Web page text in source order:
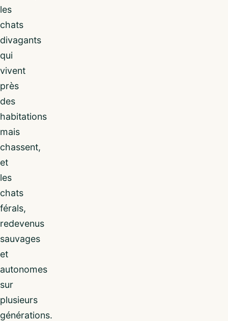
les
chats
divagants
qui
vivent
près
des
habitations
mais
chassent,
et
les
chats
férals,
redevenus
sauvages
et
autonomes
sur
plusieurs
générations.